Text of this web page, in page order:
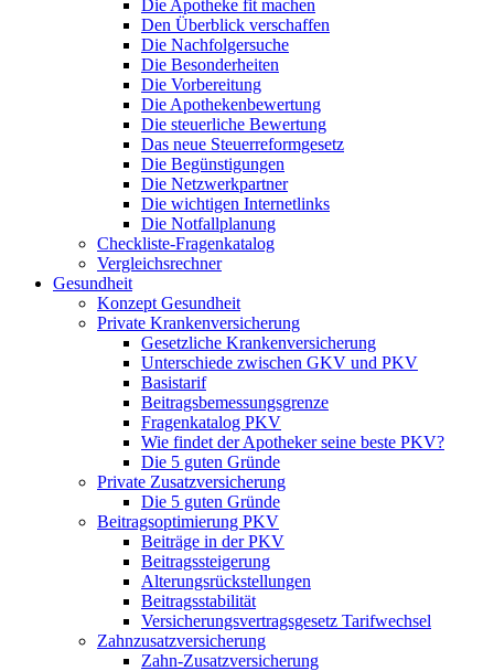
Die Apotheke fit machen
Den Überblick verschaffen
Die Nachfolgersuche
Die Besonderheiten
Die Vorbereitung
Die Apothekenbewertung
Die steuerliche Bewertung
Das neue Steuerreformgesetz
Die Begünstigungen
Die Netzwerkpartner
Die wichtigen Internetlinks
Die Notfallplanung
Checkliste-Fragenkatalog
Vergleichsrechner
Gesundheit
Konzept Gesundheit
Private Krankenversicherung
Gesetzliche Krankenversicherung
Unterschiede zwischen GKV und PKV
Basistarif
Beitragsbemessungsgrenze
Fragenkatalog PKV
Wie findet der Apotheker seine beste PKV?
Die 5 guten Gründe
Private Zusatzversicherung
Die 5 guten Gründe
Beitragsoptimierung PKV
Beiträge in der PKV
Beitragssteigerung
Alterungsrückstellungen
Beitragsstabilität
Versicherungsvertragsgesetz Tarifwechsel
Zahnzusatzversicherung
Zahn-Zusatzversicherung